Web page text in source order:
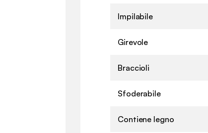
Impilabile
Girevole
Braccioli
Sfoderabile
Contiene legno